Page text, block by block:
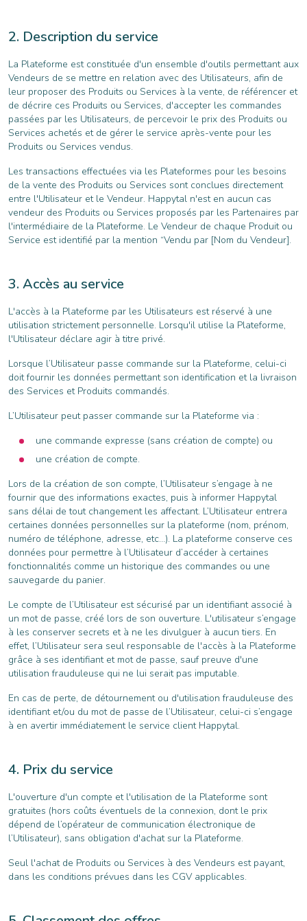
Description du service
La Plateforme est constituée d'un ensemble d'outils permettant aux
Vendeurs de se mettre en relation avec des Utilisateurs, afin de
leur proposer des Produits ou Services à la vente, de référencer et
de décrire ces Produits ou Services, d'accepter les commandes
passées par les Utilisateurs, de percevoir le prix des Produits ou
Services achetés et de gérer le service après-vente pour les
Produits ou Services vendus.
Les transactions effectuées via les Plateformes pour les besoins
de la vente des Produits ou Services sont conclues directement
entre l'Utilisateur et le Vendeur. Happytal n'est en aucun cas
vendeur des Produits ou Services proposés par les Partenaires par
l'intermédiaire de la Plateforme. Le Vendeur de chaque Produit ou
Service est identifié par la mention “Vendu par [Nom du Vendeur].
Accès au service
L'accès à la Plateforme par les Utilisateurs est réservé à une
utilisation strictement personnelle. Lorsqu'il utilise la Plateforme,
l'Utilisateur déclare agir à titre privé.
Lorsque l’Utilisateur passe commande sur la Plateforme, celui-ci
doit fournir les données permettant son identification et la livraison
des Services et Produits commandés.
L’Utilisateur peut passer commande sur la Plateforme via :
une commande expresse (sans création de compte) ou
une création de compte.
Lors de la création de son compte, l’Utilisateur s’engage à ne
fournir que des informations exactes, puis à informer Happytal
sans délai de tout changement les affectant. L’Utilisateur entrera
certaines données personnelles sur la plateforme (nom, prénom,
numéro de téléphone, adresse, etc…). La plateforme conserve ces
données pour permettre à l’Utilisateur d’accéder à certaines
fonctionnalités comme un historique des commandes ou une
sauvegarde du panier.
Le compte de l’Utilisateur est sécurisé par un identifiant associé à
un mot de passe, créé lors de son ouverture. L'utilisateur s’engage
à les conserver secrets et à ne les divulguer à aucun tiers. En
effet, l’Utilisateur sera seul responsable de l'accès à la Plateforme
grâce à ses identifiant et mot de passe, sauf preuve d'une
utilisation frauduleuse qui ne lui serait pas imputable.
En cas de perte, de détournement ou d'utilisation frauduleuse des
identifiant et/ou du mot de passe de l’Utilisateur, celui-ci s’engage
à en avertir immédiatement le service client Happytal.
Prix du service
L'ouverture d'un compte et l'utilisation de la Plateforme sont
gratuites (hors coûts éventuels de la connexion, dont le prix
dépend de l’opérateur de communication électronique de
l’Utilisateur), sans obligation d'achat sur la Plateforme.
Seul l'achat de Produits ou Services à des Vendeurs est payant,
dans les conditions prévues dans les CGV applicables.